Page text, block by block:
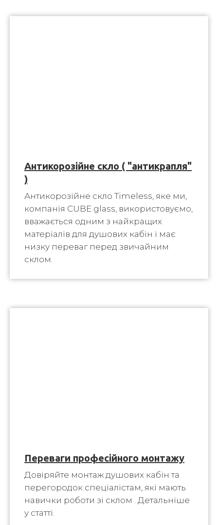
Антикорозійне скло ( "антикрапля"
)
Антикорозійне скло Timeless, яке ми,
компанія CUBE glass, використовуємо,
вважається одним з найкращих
матеріалів для душових кабін і має
низку переваг перед звичайним
склом.
Переваги професійного монтажу
Довіряйте монтаж душових кабін та
перегородок спеціалістам, які мають
навички роботи зі склом . Детальніше
у статті.